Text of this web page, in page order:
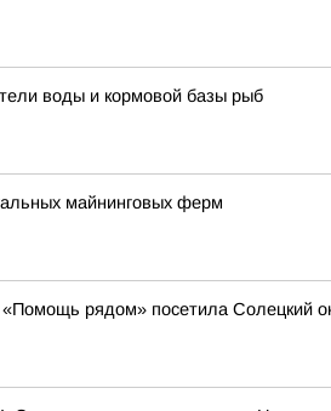
воды и кормовой базы рыб
майнинговых ферм
«Помощь рядом» посетила Солецкий